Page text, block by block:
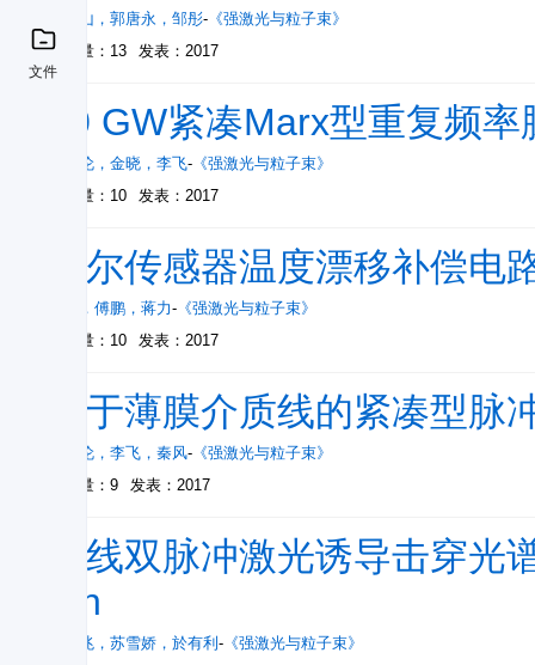
文件
罗青山 ， 郭唐永 ， 邹彤- 《强激光与粒子束》
被引量：13
发表：2017
20 GW紧凑Marx型重复频
宋法伦 ， 金晓 ， 李飞- 《强激光与粒子束》
被引量：10
发表：2017
霍尔传感器温度漂移补偿电
， 傅鹏 ， 蒋力- 《强激光与粒子束》
被引量：10
发表：2017
基于薄膜介质线的紧凑型脉
宋法伦 ， 李飞 ， 秦风- 《强激光与粒子束》
被引量：9
发表：2017
共线双脉冲激光诱导击穿
Mn
杨瑞兆 ， 苏雪娇 ， 於有利 - 《强激光与粒子束》